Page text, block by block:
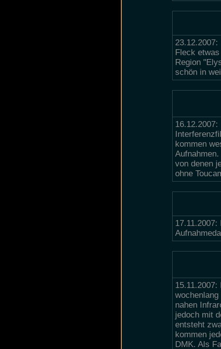
Fleck
Region
schön in
kommen
von denen
ohne
nahen
jedoch mit
entsteht
kommen
DMK. Als